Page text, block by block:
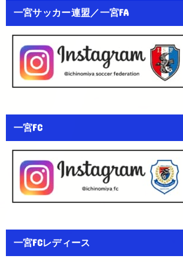
一宮サッカー連盟／一宮FA
一宮FC
一宮FCレディース